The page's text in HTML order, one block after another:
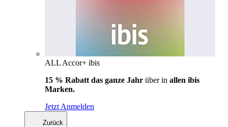
ALL Accor+ ibis
15 % Rabatt das ganze Jahr über in allen ibis
Marken.
Jetzt Anmelden
Zurück